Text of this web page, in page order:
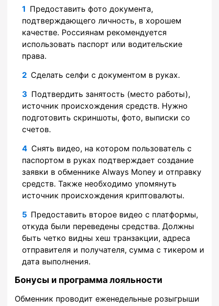
Предоставить фото документа,
подтверждающего личность, в хорошем
качестве. Россиянам рекомендуется
использовать паспорт или водительские
права.
Сделать селфи с документом в руках.
Подтвердить занятость (место работы),
источник происхождения средств. Нужно
подготовить скриншоты, фото, выписки со
счетов.
Снять видео, на котором пользователь с
паспортом в руках подтверждает создание
заявки в обменнике Always Money и отправку
средств. Также необходимо упомянуть
источник происхождения криптовалюты.
Предоставить второе видео с платформы,
откуда были переведены средства. Должны
быть четко видны хеш транзакции, адреса
отправителя и получателя, сумма с тикером и
дата выполнения.
Бонусы и программа лояльности
Обменник проводит еженедельные розыгрыши